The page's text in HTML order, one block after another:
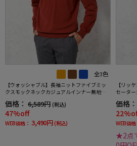
全3色
【ウォッシャブル】長袖ニットファイブミッ
クスモックネックカジュアルインナー無地リ
価格： 6,589円 (税込)
47%off
WEB価格： 3,490円 (税込)
【リッ
セータ
価格：
WEB価格
★2点